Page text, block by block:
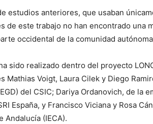
estudios anteriores, que usaban
de este trabajo no han encontrado una
occidental de la comunidad
sido realizado dentro del proyecto
Mathias Voigt, Laura Cilek y Diego
del CSIC; Dariya Ordanovich, de la
España, y Francisco Viciana y Rosa
Andalucía (IECA).